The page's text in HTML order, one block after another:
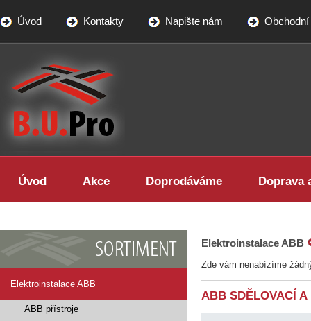
Úvod Kontakty Napište nám
BUPRO - specialista na LED
Úvod Akce Doprodáváme Doprava
Elektroinstalace ABB
Zde vám nenabízíme
ABB SDĚLOVACÍ
Elektroinstalace ABB
ABB přístroje